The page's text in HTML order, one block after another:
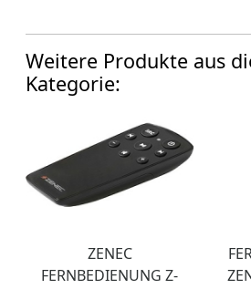
Weitere Produkte aus
Kategorie:
ZENEC
FERNBEDIENUNG Z-